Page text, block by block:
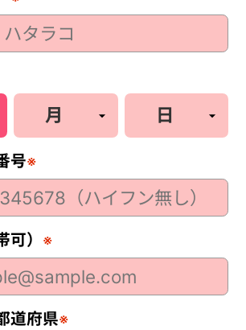
号※
） ※
道府県※